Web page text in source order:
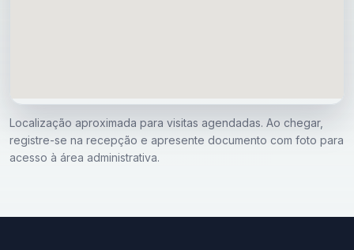
Localização aproximada para visitas agendadas. Ao chegar,
registre-se na recepção e apresente documento com foto para
acesso à área administrativa.